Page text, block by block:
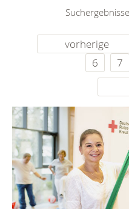
vorherige
6
7